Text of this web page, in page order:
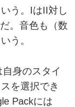
う。IはII対し
。音色も（数
う。
身のスタイ
を選択でき
Packには